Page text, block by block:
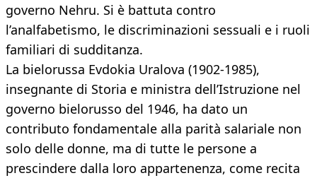
governo Nehru. Si è battuta contro
l’analfabetismo, le discriminazioni sessuali e i ruoli
familiari di sudditanza.
La bielorussa Evdokia Uralova (1902-1985),
insegnante di Storia e ministra dell’Istruzione nel
governo bielorusso del 1946, ha dato un
contributo fondamentale alla parità salariale non
solo delle donne, ma di tutte le persone a
prescindere dalla loro appartenenza, come recita